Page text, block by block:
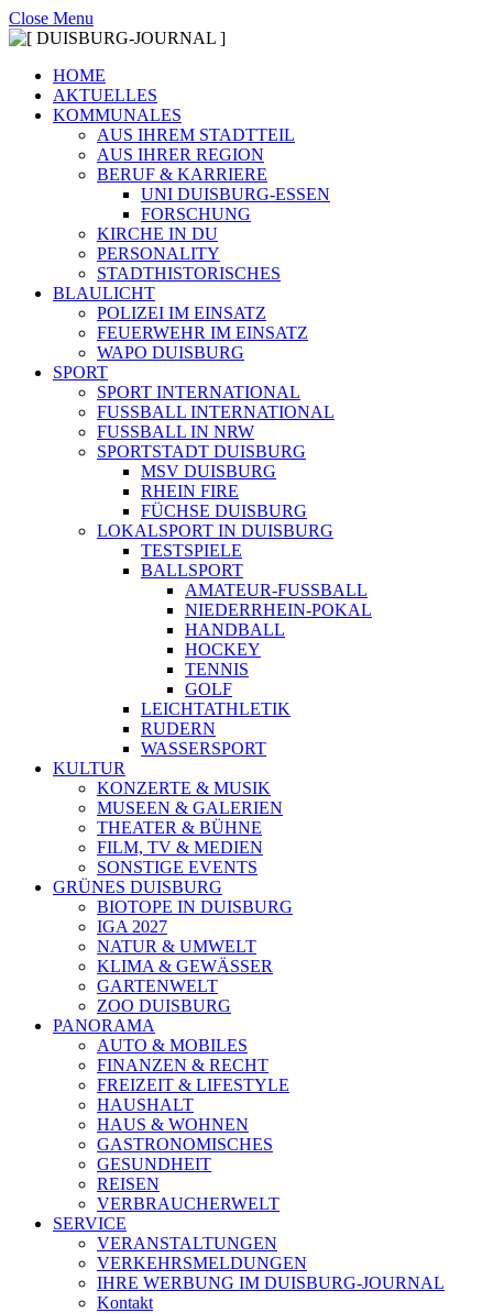
Close Menu
HOME
AKTUELLES
KOMMUNALES
AUS IHREM STADTTEIL
AUS IHRER REGION
BERUF & KARRIERE
UNI DUISBURG-ESSEN
FORSCHUNG
KIRCHE IN DU
PERSONALITY
STADTHISTORISCHES
BLAULICHT
POLIZEI IM EINSATZ
FEUERWEHR IM EINSATZ
WAPO DUISBURG
SPORT
SPORT INTERNATIONAL
FUSSBALL INTERNATIONAL
FUSSBALL IN NRW
SPORTSTADT DUISBURG
MSV DUISBURG
RHEIN FIRE
FÜCHSE DUISBURG
LOKALSPORT IN DUISBURG
TESTSPIELE
BALLSPORT
AMATEUR-FUSSBALL
NIEDERRHEIN-POKAL
HANDBALL
HOCKEY
TENNIS
GOLF
LEICHTATHLETIK
RUDERN
WASSERSPORT
KULTUR
KONZERTE & MUSIK
MUSEEN & GALERIEN
THEATER & BÜHNE
FILM, TV & MEDIEN
SONSTIGE EVENTS
GRÜNES DUISBURG
BIOTOPE IN DUISBURG
IGA 2027
NATUR & UMWELT
KLIMA & GEWÄSSER
GARTENWELT
ZOO DUISBURG
PANORAMA
AUTO & MOBILES
FINANZEN & RECHT
FREIZEIT & LIFESTYLE
HAUSHALT
HAUS & WOHNEN
GASTRONOMISCHES
GESUNDHEIT
REISEN
VERBRAUCHERWELT
SERVICE
VERANSTALTUNGEN
VERKEHRSMELDUNGEN
IHRE WERBUNG IM DUISBURG-JOURNAL
Kontakt